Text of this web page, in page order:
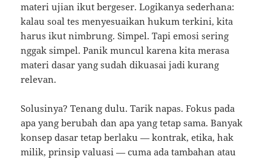
materi ujian ikut bergeser. Logikanya sederhana:
kalau soal tes menyesuaikan hukum terkini, kita
harus ikut nimbrung. Simpel. Tapi emosi sering
nggak simpel. Panik muncul karena kita merasa
materi dasar yang sudah dikuasai jadi kurang
relevan.
Solusinya? Tenang dulu. Tarik napas. Fokus pada
apa yang berubah dan apa yang tetap sama. Banyak
konsep dasar tetap berlaku — kontrak, etika, hak
milik, prinsip valuasi — cuma ada tambahan atau